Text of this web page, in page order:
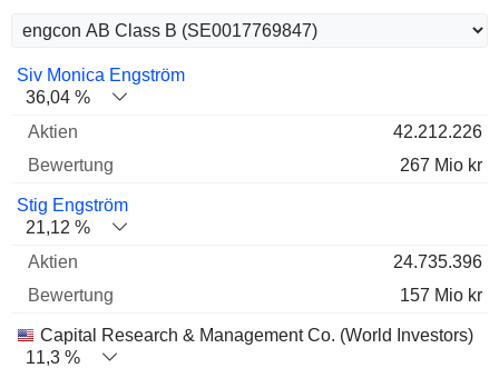
Name Aktien % Bewertung
Siv Monica Engström
36,04 %
42.212.226
267 Mio kr
Stig Engström
21,12 %
24.735.396
157 Mio kr
Capital Research & Management Co. (World Investors)
11,3 %